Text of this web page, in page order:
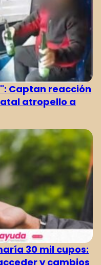
Captan reacción
atropello a
30 mil cupos:
y cambios